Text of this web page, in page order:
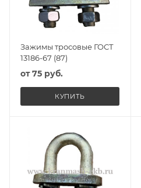
Зажимы тросовые ГОСТ
13186-67 (87)
от75 руб.
КУПИТЬ